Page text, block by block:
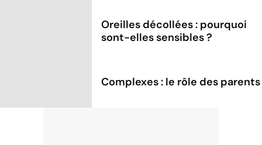
Oreilles décollées : pourquoi
sont-elles sensibles ?
Complexes : le rôle des parents